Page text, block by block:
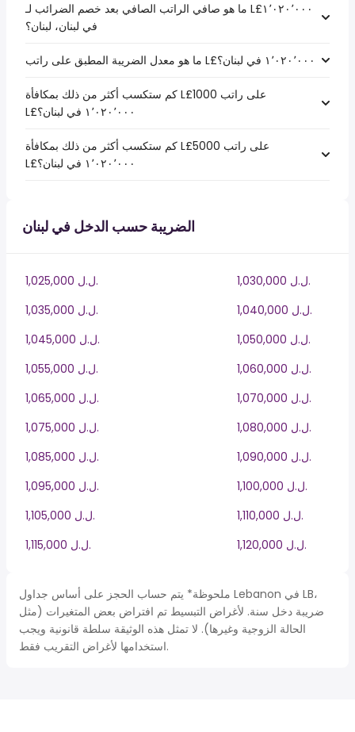
ما هو صافي الراتب الصافي بعد خصم الضرائب لـ L£‏١٬٠٢٠٬٠٠٠
في لبنان، لبنان؟
كم ستكسب أكثر من ذلك بمكافأة L£1000 على راتب
كم ستكسب أكثر من ذلك بمكافأة L£5000 على راتب
الضريبة حسب الدخل في لبنان
1,025,000 ل.ل.‎
1,030,000 ل.ل.‎
1,035,000 ل.ل.‎
1,040,000 ل.ل.‎
1,045,000 ل.ل.‎
1,050,000 ل.ل.‎
1,055,000 ل.ل.‎
1,060,000 ل.ل.‎
1,065,000 ل.ل.‎
1,070,000 ل.ل.‎
1,075,000 ل.ل.‎
1,080,000 ل.ل.‎
1,085,000 ل.ل.‎
1,090,000 ل.ل.‎
1,095,000 ل.ل.‎
1,100,000 ل.ل.‎
1,105,000 ل.ل.‎
1,110,000 ل.ل.‎
1,115,000 ل.ل.‎
1,120,000 ل.ل.‎
ملحوظة* يتم حساب الحجز على أساس جداول Lebanon في LB،
ضريبة دخل سنة. لأغراض التبسيط تم افتراض بعض المتغيرات (مثل
الحالة الزوجية وغيرها). لا تمثل هذه الوثيقة سلطة قانونية ويجب
استخدامها لأغراض التقريب فقط.